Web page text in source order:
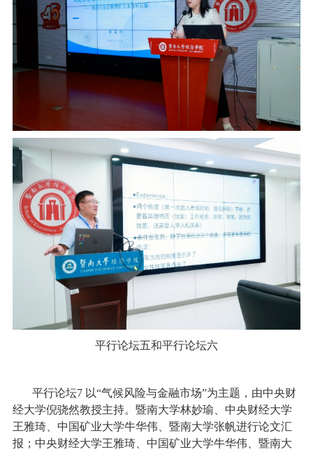
平行论坛五和平行论坛六
平行论坛7 以“气候风险与金融市场”为主题，由中央财
经大学倪骁然教授主持。暨南大学林妙瑜、中央财经大学
王雅琦、中国矿业大学牛华伟、暨南大学张帆进行论文汇
报；中央财经大学王雅琦、中国矿业大学牛华伟、暨南大